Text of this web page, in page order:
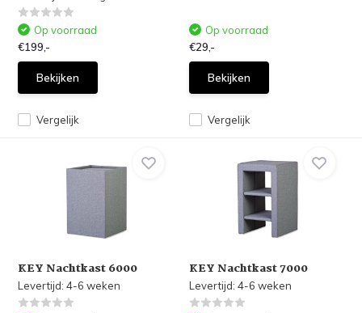
Vergelijk
Op voorraad
€199,-
Bekijken
Vergelijk
Op voorraad
€29,-
Bekijken
KEY Nachtkast 6000
Levertijd: 4-6 weken
KEY Nachtkast 7000
Levertijd: 4-6 weken